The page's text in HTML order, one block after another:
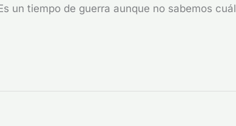
un tiempo de guerra aunque no sabemos cuál